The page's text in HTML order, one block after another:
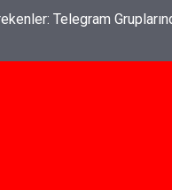
Almak